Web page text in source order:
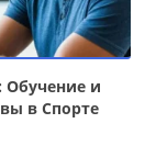
Обучение и
в Спорте